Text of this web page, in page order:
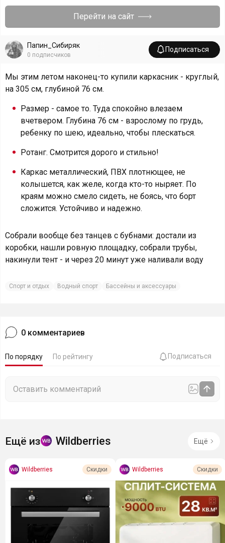
Перейти на сайт
Папин_Сибиряк
0 подписчиков
Подписаться
Мы этим летом наконец-то купили каркасник - круглый,
на 305 см, глубиной 76 см.
Размер - самое то. Туда спокойно влезаем
вчетвером. Глубина 76 см - взрослому по грудь,
ребенку по шею, идеально, чтобы плескаться.
Ротанг. Смотрится дорого и стильно!
Каркас металлический, ПВХ плотнющее, не
колышется, как желе, когда кто-то ныряет. По
краям можно смело сидеть, не боясь, что борт
сложится. Устойчиво и надежно.
Собрали вообще без танцев с бубнами: достали из
коробки, нашли ровную площадку, собрали трубы,
накинули тент - и через 20 минут уже наливали воду
Спорт и отдых Водный спорт Бассейны и аксессуары
0 комментариев
По порядку По рейтингу Подписаться
Ещё из Wildberries Ещё
Wildberries Скидки Wildberries Скидки